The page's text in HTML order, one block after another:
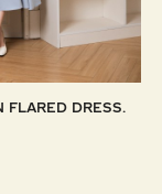
FLARED DRESS.